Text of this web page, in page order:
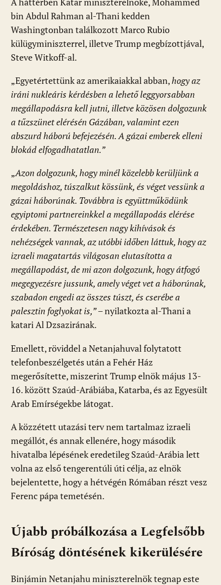
bin Abdul Rahman al-Thani kedden
Washingtonban találkozott Marco Rubio
külügyminiszterrel, illetve Trump megbízottjával,
Steve Witkoff-al.
„Egyetértettünk az amerikaiakkal abban,hogy az
iráni nukleáris kérdésben a lehető leggyorsabban
megállapodásra kell jutni, illetve közösen dolgozunk
a tűzszünet elérésén Gázában, valamint ezen
abszurd háború befejezésén. A gázai emberek elleni
blokád elfogadhatatlan.”
„Azon dolgozunk, hogy minél közelebb kerüljünk a
megoldáshoz, túszalkut kössünk, és véget vessünk a
gázai háborúnak. Továbbra is együttműködünk
egyiptomi partnereinkkel a megállapodás elérése
érdekében. Természetesen nagy kihívások és
nehézségek vannak, az utóbbi időben láttuk, hogy az
izraeli magatartás világosan elutasította a
megállapodást, de mi azon dolgozunk, hogy átfogó
megegyezésre jussunk, amely véget vet a háborúnak,
szabadon engedi az összes túszt, és cserébe a
palesztin foglyokat is,”– nyilatkozta al-Thani a
katari Al Dzsazirának.
Emellett, röviddel a Netanjahuval folytatott
telefonbeszélgetés után a Fehér Ház
megerősítette, miszerint Trump elnök május 13-
16. között Szaúd-Arábiába, Katarba, és az Egyesült
Arab Emírségekbe látogat.
A közzétett utazási terv nem tartalmaz izraeli
megállót, és annak ellenére, hogy második
hivatalba lépésének eredetileg Szaúd-Arábia lett
volna az első tengerentúli úti célja, az elnök
bejelentette, hogy a hétvégén Rómában részt vesz
Ferenc pápa temetésén.
Újabb próbálkozása a Legfelsőbb
Bíróság döntésének kikerülésére
Binjámin Netanjahu miniszterelnök tegnap este